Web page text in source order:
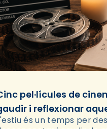
pel·lícules de
i reflexionar
és un temps per